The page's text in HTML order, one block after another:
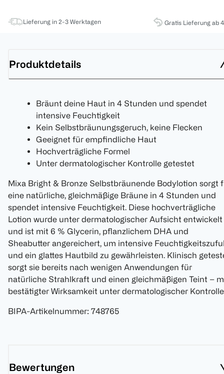
Lieferung in 2-3 Werktagen Gratis Lieferung ab
Produktdetails
Bräunt deine Haut in 4 Stunden und spendet
intensive Feuchtigkeit
Kein Selbstbräunungsgeruch, keine Flecken
Geeignet für empfindliche Haut
Hochverträgliche Formel
Unter dermatologischer Kontrolle getestet
Mixa Bright & Bronze Selbstbräunende Bodylotion sorgt
eine natürliche, gleichmäßige Bräune in 4 Stunden und
spendet intensive Feuchtigkeit. Diese hochverträgliche
Lotion wurde unter dermatologischer Aufsicht entwickelt
und ist mit 6 % Glycerin, pflanzlichem DHA und
Sheabutter angereichert, um intensive
und ein glattes Hautbild zu gewährleisten. Klinisch
sorgt sie bereits nach wenigen Anwendungen für
natürliche Strahlkraft und einen gleichmäßigen Teint –
bestätigter Wirksamkeit unter dermatologischer
BIPA-Artikelnummer: 748765
Bewertungen